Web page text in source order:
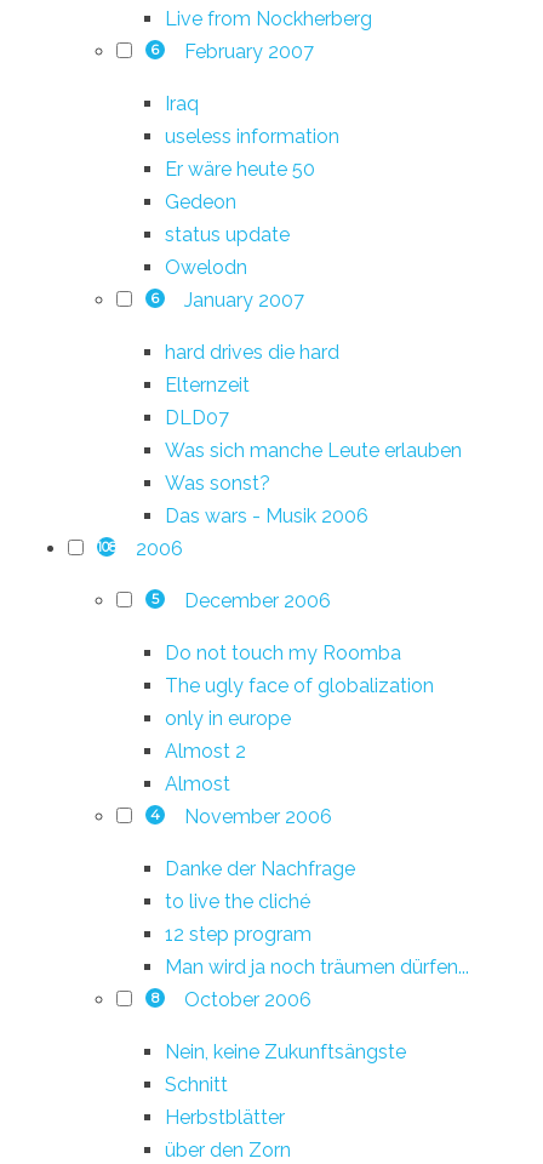
Live from Nockherberg
6 February 2007
Iraq
useless information
Er wäre heute 50
Gedeon
status update
Owelodn
6 January 2007
hard drives die hard
Elternzeit
DLD07
Was sich manche Leute erlauben
Was sonst?
Das wars - Musik 2006
108 2006
5 December 2006
Do not touch my Roomba
The ugly face of globalization
only in europe
Almost 2
Almost
4 November 2006
Danke der Nachfrage
to live the cliché
12 step program
Man wird ja noch träumen dürfen...
8 October 2006
Nein, keine Zukunftsängste
Schnitt
Herbstblätter
über den Zorn